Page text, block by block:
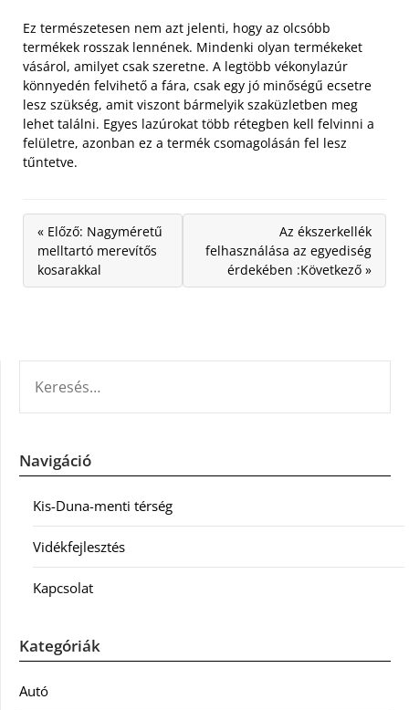
Ez természetesen nem azt jelenti, hogy az olcsóbb
termékek rosszak lennének. Mindenki olyan termékeket
vásárol, amilyet csak szeretne. A legtöbb vékonylazúr
könnyedén felvihető a fára, csak egy jó minőségű ecsetre
lesz szükség, amit viszont bármelyik szaküzletben meg
lehet találni. Egyes lazúrokat több rétegben kell felvinni a
felületre, azonban ez a termék csomagolásán fel lesz
tűntetve.
« Előző: Nagyméretű
melltartó merevítős
kosarakkal
Az ékszerkellék
felhasználása az egyediség
érdekében :Következő »
Navigáció
Kis-Duna-menti térség
Vidékfejlesztés
Kapcsolat
Kategóriák
Autó